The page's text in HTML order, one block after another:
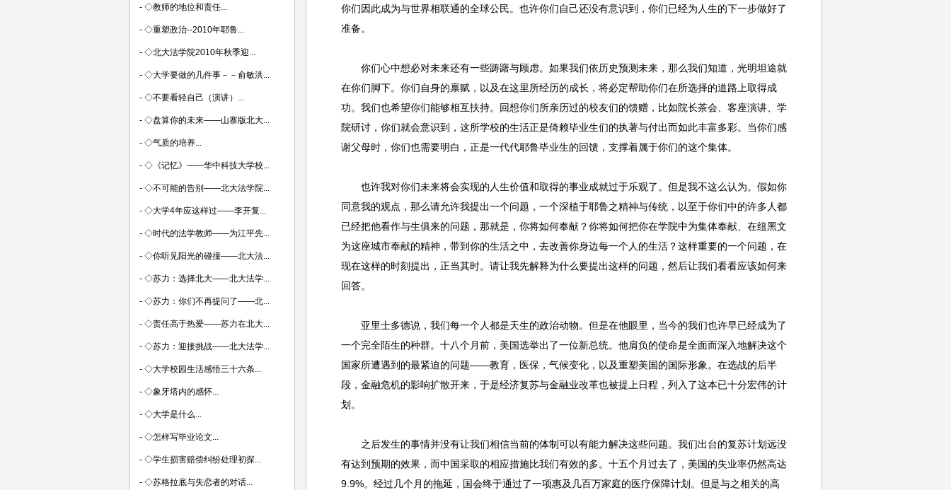
你们因此成为与世界相联通的全球公民。也许你们自己还没有意识到，你们已经为人生的下一步做好了
准备。
你们心中想必对未来还有一些踌躇与顾虑。如果我们依历史预测未来，那么我们知道，光明坦途就
在你们脚下。你们自身的禀赋，以及在这里所经历的成长，将必定帮助你们在所选择的道路上取得成
功。我们也希望你们能够相互扶持。回想你们所亲历过的校友们的馈赠，比如院长茶会、客座演讲、学
院研讨，你们就会意识到，这所学校的生活正是倚赖毕业生们的执著与付出而如此丰富多彩。当你们感
谢父母时，你们也需要明白，正是一代代耶鲁毕业生的回馈，支撑着属于你们的这个集体。
也许我对你们未来将会实现的人生价值和取得的事业成就过于乐观了。但是我不这么认为。假如你
同意我的观点，那么请允许我提出一个问题，一个深植于耶鲁之精神与传统，以至于你们中的许多人都
已经把他看作与生俱来的问题，那就是，你将如何奉献？你将如何把你在学院中为集体奉献、在纽黑文
为这座城市奉献的精神，带到你的生活之中，去改善你身边每一个人的生活？这样重要的一个问题，在
现在这样的时刻提出，正当其时。请让我先解释为什么要提出这样的问题，然后让我们看看应该如何来
回答。
亚里士多德说，我们每一个人都是天生的政治动物。但是在他眼里，当今的我们也许早已经成为了
一个完全陌生的种群。十八个月前，美国选举出了一位新总统。他肩负的使命是全面而深入地解决这个
国家所遭遇到的最紧迫的问题——教育，医保，气候变化，以及重塑美国的国际形象。在选战的后半
段，金融危机的影响扩散开来，于是经济复苏与金融业改革也被提上日程，列入了这本已十分宏伟的计
划。
之后发生的事情并没有让我们相信当前的体制可以有能力解决这些问题。我们出台的复苏计划远没
有达到预期的效果，而中国采取的相应措施比我们有效的多。十五个月过去了，美国的失业率仍然高达
9.9%。经过几个月的拖延，国会终于通过了一项惠及几百万家庭的医疗保障计划。但是与之相关的高
- ◇教师的地位和责任...
- ◇重塑政治--2010年耶鲁...
- ◇北大法学院2010年秋季迎...
- ◇大学要做的几件事－－俞敏洪...
- ◇不要看轻自己（演讲）...
- ◇盘算你的未来——山寨版北大...
- ◇气质的培养...
- ◇《记忆》——华中科技大学校...
- ◇不可能的告别——北大法学院...
- ◇大学4年应这样过——李开复...
- ◇时代的法学教师——为江平先...
- ◇你听见阳光的碰撞——北大法...
- ◇苏力：选择北大——北大法学...
- ◇苏力：你们不再提问了——北...
- ◇责任高于热爱——苏力在北大...
- ◇苏力：迎接挑战——北大法学...
- ◇大学校园生活感悟三十六条...
- ◇象牙塔内的感怀...
- ◇大学是什么...
- ◇怎样写毕业论文...
- ◇学生损害赔偿纠纷处理初探...
- ◇苏格拉底与失恋者的对话...